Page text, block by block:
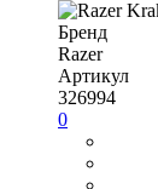
Бренд
Razer
Артикул
326994
0